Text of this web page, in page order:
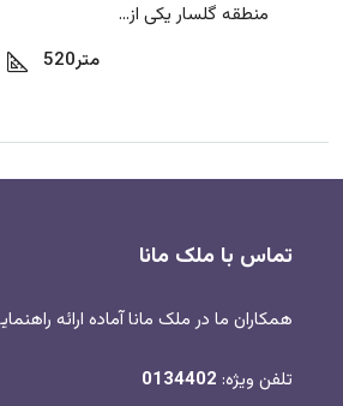
منطقه گلسار یکی از...
520متر
تماس با ملک مانا
همکاران ما در ملک مانا آماده ارائه
تلفن ویژه: 0134402